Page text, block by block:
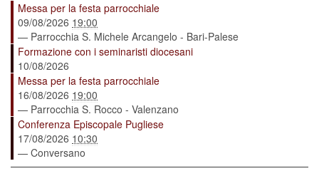
Messa per la festa parrocchiale
09/08/2026 19:00
— Parrocchia S. Michele Arcangelo - Bari-Palese
Formazione con i seminaristi diocesani
10/08/2026
Messa per la festa parrocchiale
16/08/2026 19:00
— Parrocchia S. Rocco - Valenzano
Conferenza Episcopale Pugliese
17/08/2026 10:30
— Conversano